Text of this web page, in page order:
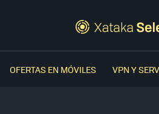
OFERTAS EN MÓVILES VPN Y